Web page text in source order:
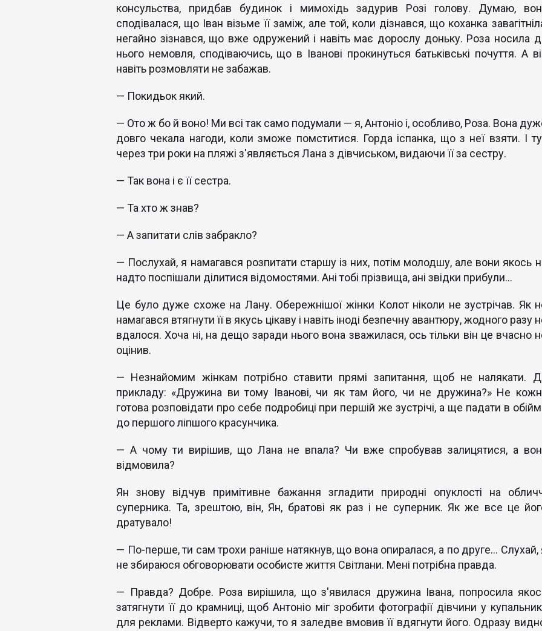
консульства, придбав будинок і мимохідь задурив Розі голову. Думаю,
сподівалася, що Іван візьме її заміж, але той, коли дізнався, що коханка
негайно зізнався, що вже одружений і навіть має дорослу доньку. Роза носила
нього немовля, сподіваючись, що в Іванові прокинуться батьківські почуття. А
навіть розмовляти не забажав.
— Покидьок який.
— Ото ж бо й воно! Ми всі так само подумали — я, Антоніо і, особливо, Роза. Вона
довго чекала нагоди, коли зможе помститися. Горда іспанка, що з неї взяти. І
через три роки на пляжі з'являється Лана з дівчиськом, видаючи її за сестру.
— Так вона і є її сестра.
— Та хто ж знав?
— А запитати слів забракло?
— Послухай, я намагався розпитати старшу із них, потім молодшу, але вони якось
надто поспішали ділитися відомостями. Ані тобі прізвища, ані звідки прибули...
Це було дуже схоже на Лану. Обережнішої жінки Колот ніколи не зустрічав. Як
намагався втягнути її в якусь цікаву і навіть іноді безпечну авантюру, жодного разу
вдалося. Хоча ні, на дещо заради нього вона зважилася, ось тільки він це вчасно
оцінив.
— Незнайомим жінкам потрібно ставити прямі запитання, щоб не налякати.
прикладу: «Дружина ви тому Іванові, чи як там його, чи не дружина?» Не
готова розповідати про себе подробиці при першій же зустрічі, а ще падати в
до першого ліпшого красунчика.
— А чому ти вирішив, що Лана не впала? Чи вже спробував залицятися, а
відмовила?
Ян знову відчув примітивне бажання згладити природні опуклості на
суперника. Та, зрештою, він, Ян, братові як раз і не суперник. Як же все це
дратувало!
— По-перше, ти сам трохи раніше натякнув, що вона опиралася, а по друге… Слухай,
не збираюся обговорювати особисте життя Світлани. Мені потрібна правда.
— Правда? Добре. Роза вирішила, що з'явилася дружина Івана, попросила
затягнути її до крамниці, щоб Антоніо міг зробити фотографії дівчини у
для реклами. Відверто кажучи, то я заледве вмовив її вдягнути його. Одразу